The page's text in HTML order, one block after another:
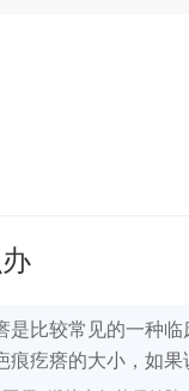
是比较常见的一种
痕疙瘩的大小，如